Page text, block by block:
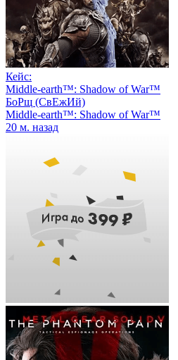
Кейс:
Middle-earth™: Shadow of War™
БоРщ (СвЕжИй)
Middle-earth™: Shadow of War™
20 м. назад